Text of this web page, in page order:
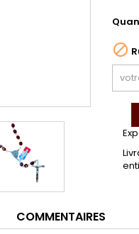

COMMENTAIRES